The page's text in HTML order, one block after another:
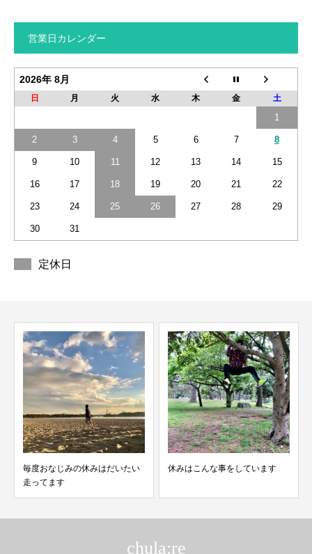
営業日カレンダー
2026年 8月
日 月 火 水 木 金 土
1
2 3 4 5 6 7 8
9 10 11 12 13 14 15
16 17 18 19 20 21 22
23 24 25 26 27 28 29
30 31
定休日
毎度おなじみの休みはだいたい
走ってます
休みはこんな事をしています
chula:re